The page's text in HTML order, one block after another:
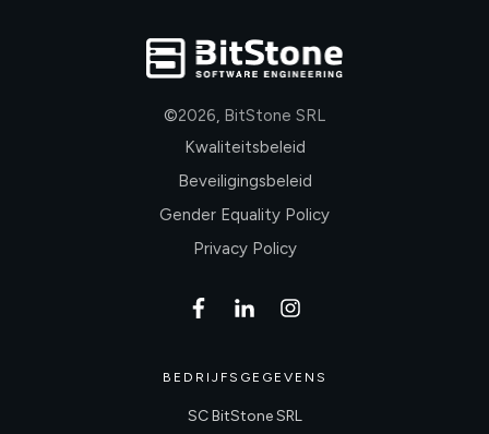
©2026, BitStone SRL
Kwaliteitsbeleid
Beveiligingsbeleid
Gender Equality Policy
Privacy Policy
BEDRIJFSGEGEVENS
SC BitStone SRL